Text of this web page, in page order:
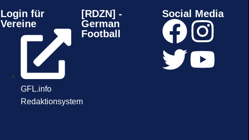
Login für
Vereine
GFL.info
Redaktionsystem
[RDZN] -
German
Football
Social Media